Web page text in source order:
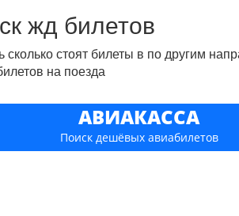
жд билетов
стоят билеты в по другим
на поезда
АВИАКАССА
Поиск дешёвых авиабилетов